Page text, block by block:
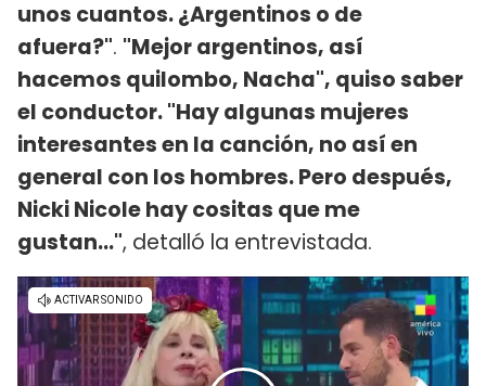
unos cuantos. ¿Argentinos o de
afuera?". "Mejor argentinos, así
hacemos quilombo, Nacha", quiso saber
el conductor. "Hay algunas mujeres
interesantes en la canción, no así en
general con los hombres. Pero después,
Nicki Nicole hay cositas que me
gustan...", detalló la entrevistada.